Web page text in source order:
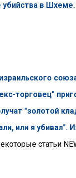
убийства в
торговец"
"золотой
или я
статьи